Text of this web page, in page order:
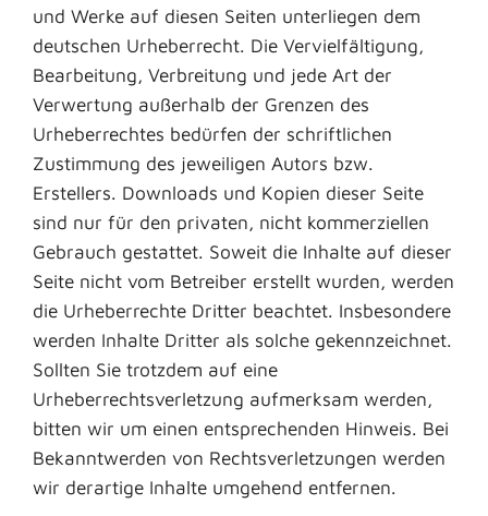
und Werke auf diesen Seiten unterliegen dem
deutschen Urheberrecht. Die Vervielfältigung,
Bearbeitung, Verbreitung und jede Art der
Verwertung außerhalb der Grenzen des
Urheberrechtes bedürfen der schriftlichen
Zustimmung des jeweiligen Autors bzw.
Erstellers. Downloads und Kopien dieser Seite
sind nur für den privaten, nicht kommerziellen
Gebrauch gestattet. Soweit die Inhalte auf dieser
Seite nicht vom Betreiber erstellt wurden, werden
die Urheberrechte Dritter beachtet. Insbesondere
werden Inhalte Dritter als solche gekennzeichnet.
Sollten Sie trotzdem auf eine
Urheberrechtsverletzung aufmerksam werden,
bitten wir um einen entsprechenden Hinweis. Bei
Bekanntwerden von Rechtsverletzungen werden
wir derartige Inhalte umgehend entfernen.